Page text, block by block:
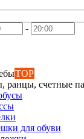
-
TOP
ранцы, счетные
для обуви